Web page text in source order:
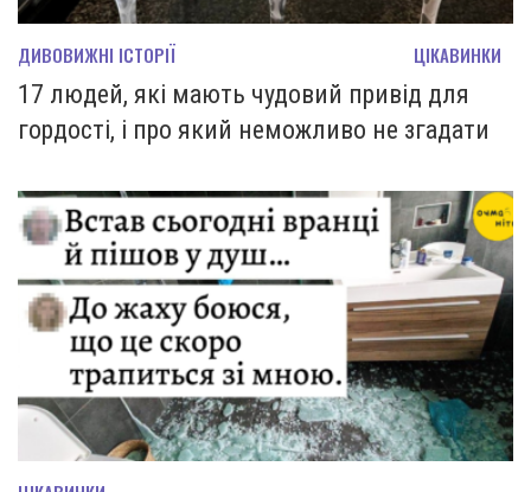
ДИВОВИЖНІ ІСТОРІЇ ЦІКАВИНКИ
17 людей, які мають чудовий привід для
гордості, і про який неможливо не згадати